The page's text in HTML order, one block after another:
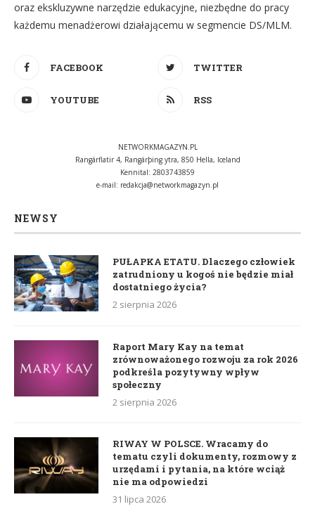
oraz ekskluzywne narzędzie edukacyjne, niezbędne do pracy
każdemu menadżerowi działającemu w segmencie DS/MLM.
FACEBOOK TWITTER
YOUTUBE RSS
NETWORKMAGAZYN.PL
Rangárflatir 4, Rangárþing ytra, 850 Hella, Iceland
Kennital: 2803743859
e-mail: redakcja@networkmagazyn.pl
NEWSY
PUŁAPKA ETATU. Dlaczego człowiek
zatrudniony u kogoś nie będzie miał
dostatniego życia?
2 sierpnia 2026
Raport Mary Kay na temat
zrównoważonego rozwoju za rok 2026
podkreśla pozytywny wpływ
społeczny
2 sierpnia 2026
RIWAY W POLSCE. Wracamy do
tematu czyli dokumenty, rozmowy z
urzędami i pytania, na które wciąż
nie ma odpowiedzi
31 lipca 2026